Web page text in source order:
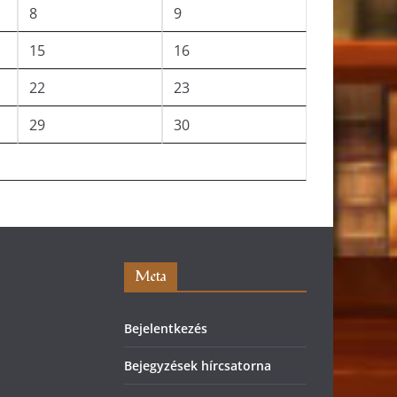
8
9
15
16
22
23
29
30
Meta
Bejelentkezés
Bejegyzések hírcsatorna